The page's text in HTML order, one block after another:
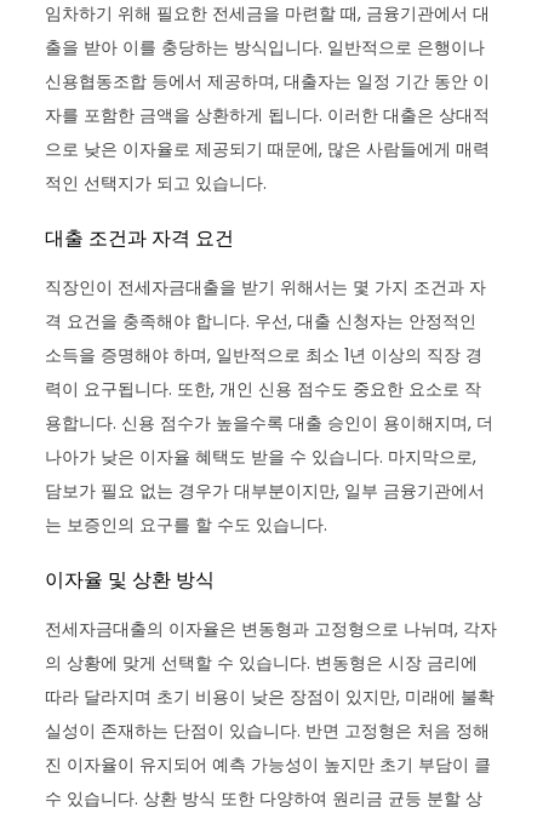
임차하기 위해 필요한 전세금을 마련할 때, 금융기관에서 대
출을 받아 이를 충당하는 방식입니다. 일반적으로 은행이나
신용협동조합 등에서 제공하며, 대출자는 일정 기간 동안 이
자를 포함한 금액을 상환하게 됩니다. 이러한 대출은 상대적
으로 낮은 이자율로 제공되기 때문에, 많은 사람들에게 매력
적인 선택지가 되고 있습니다.
대출 조건과 자격 요건
직장인이 전세자금대출을 받기 위해서는 몇 가지 조건과 자
격 요건을 충족해야 합니다. 우선, 대출 신청자는 안정적인
소득을 증명해야 하며, 일반적으로 최소 1년 이상의 직장 경
력이 요구됩니다. 또한, 개인 신용 점수도 중요한 요소로 작
용합니다. 신용 점수가 높을수록 대출 승인이 용이해지며, 더
나아가 낮은 이자율 혜택도 받을 수 있습니다. 마지막으로,
담보가 필요 없는 경우가 대부분이지만, 일부 금융기관에서
는 보증인의 요구를 할 수도 있습니다.
이자율 및 상환 방식
전세자금대출의 이자율은 변동형과 고정형으로 나뉘며, 각자
의 상황에 맞게 선택할 수 있습니다. 변동형은 시장 금리에
따라 달라지며 초기 비용이 낮은 장점이 있지만, 미래에 불확
실성이 존재하는 단점이 있습니다. 반면 고정형은 처음 정해
진 이자율이 유지되어 예측 가능성이 높지만 초기 부담이 클
수 있습니다. 상환 방식 또한 다양하여 원리금 균등 분할 상